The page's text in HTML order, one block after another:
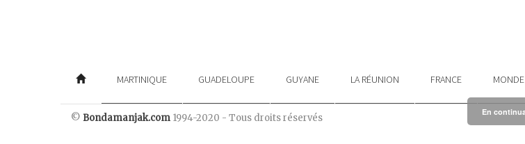
MARTINIQUE GUADELOUPE GUYANE LA RÉUNION FRANCE MONDE
© Bondamanjak.com 1994-2020 - Tous droits réservés
En